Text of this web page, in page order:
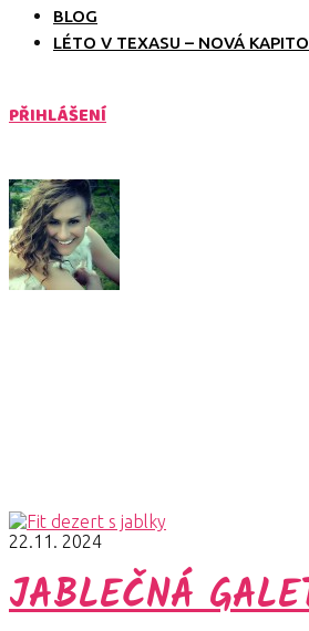
BLOG
LÉTO V TEXASU – NOVÁ
PŘIHLÁŠENÍ
22.11. 2024
JABLEČNÁ